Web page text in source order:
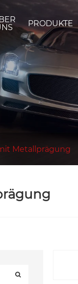
PRODUKTE
Metallprägung